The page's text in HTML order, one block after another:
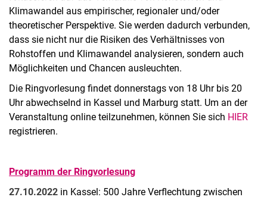
Klimawandel aus empirischer, regionaler und/oder
theoretischer Perspektive. Sie werden dadurch verbunden,
dass sie nicht nur die Risiken des Verhältnisses von
Rohstoffen und Klimawandel analysieren, sondern auch
Möglichkeiten und Chancen ausleuchten.
Die Ringvorlesung findet donnerstags von 18 Uhr bis 20
Uhr abwechselnd in Kassel und Marburg statt. Um an der
Veranstaltung online teilzunehmen, können Sie sich HIER
registrieren.
Programm der Ringvorlesung
27.10.2022 in Kassel: 500 Jahre Verflechtung zwischen